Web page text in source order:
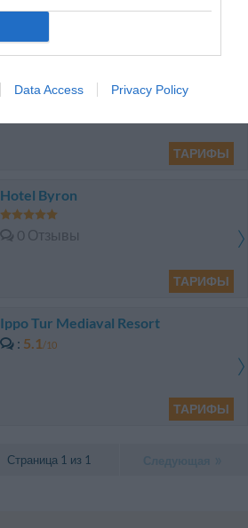
Data Access Privacy Policy
ТАРИФЫ
Hotel Byron
0 Отзывы
ТАРИФЫ
Ippo Tur Mediaval Resort
5.1/10
ТАРИФЫ
Страница 1 из 1